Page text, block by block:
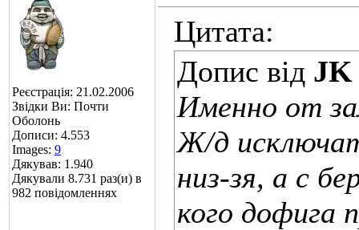
Реєстрація: 21.02.2006
Звідки Ви: Почти
Оболонь
Дописи: 4.553
Images: 9
Дякував: 1.940
Дякували 8.731 раз(и) в
982 повідомленнях
Цитата:
Допис від JK
Именно от
Ж/д
низ-зя, а с
кого дофига